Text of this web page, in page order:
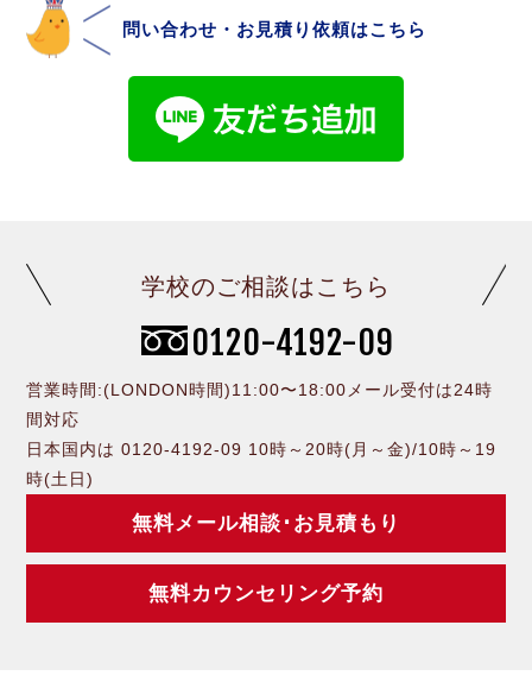
問い合わせ・お見積り依頼はこちら
学校のご相談はこちら
0120-4192-09
営業時間:(LONDON時間)11:00〜18:00メール受付は24時
間対応
日本国内は 0120-4192-09 10時～20時(月～金)/10時～19
時(土日)
無料メール相談･お見積もり
無料カウンセリング予約